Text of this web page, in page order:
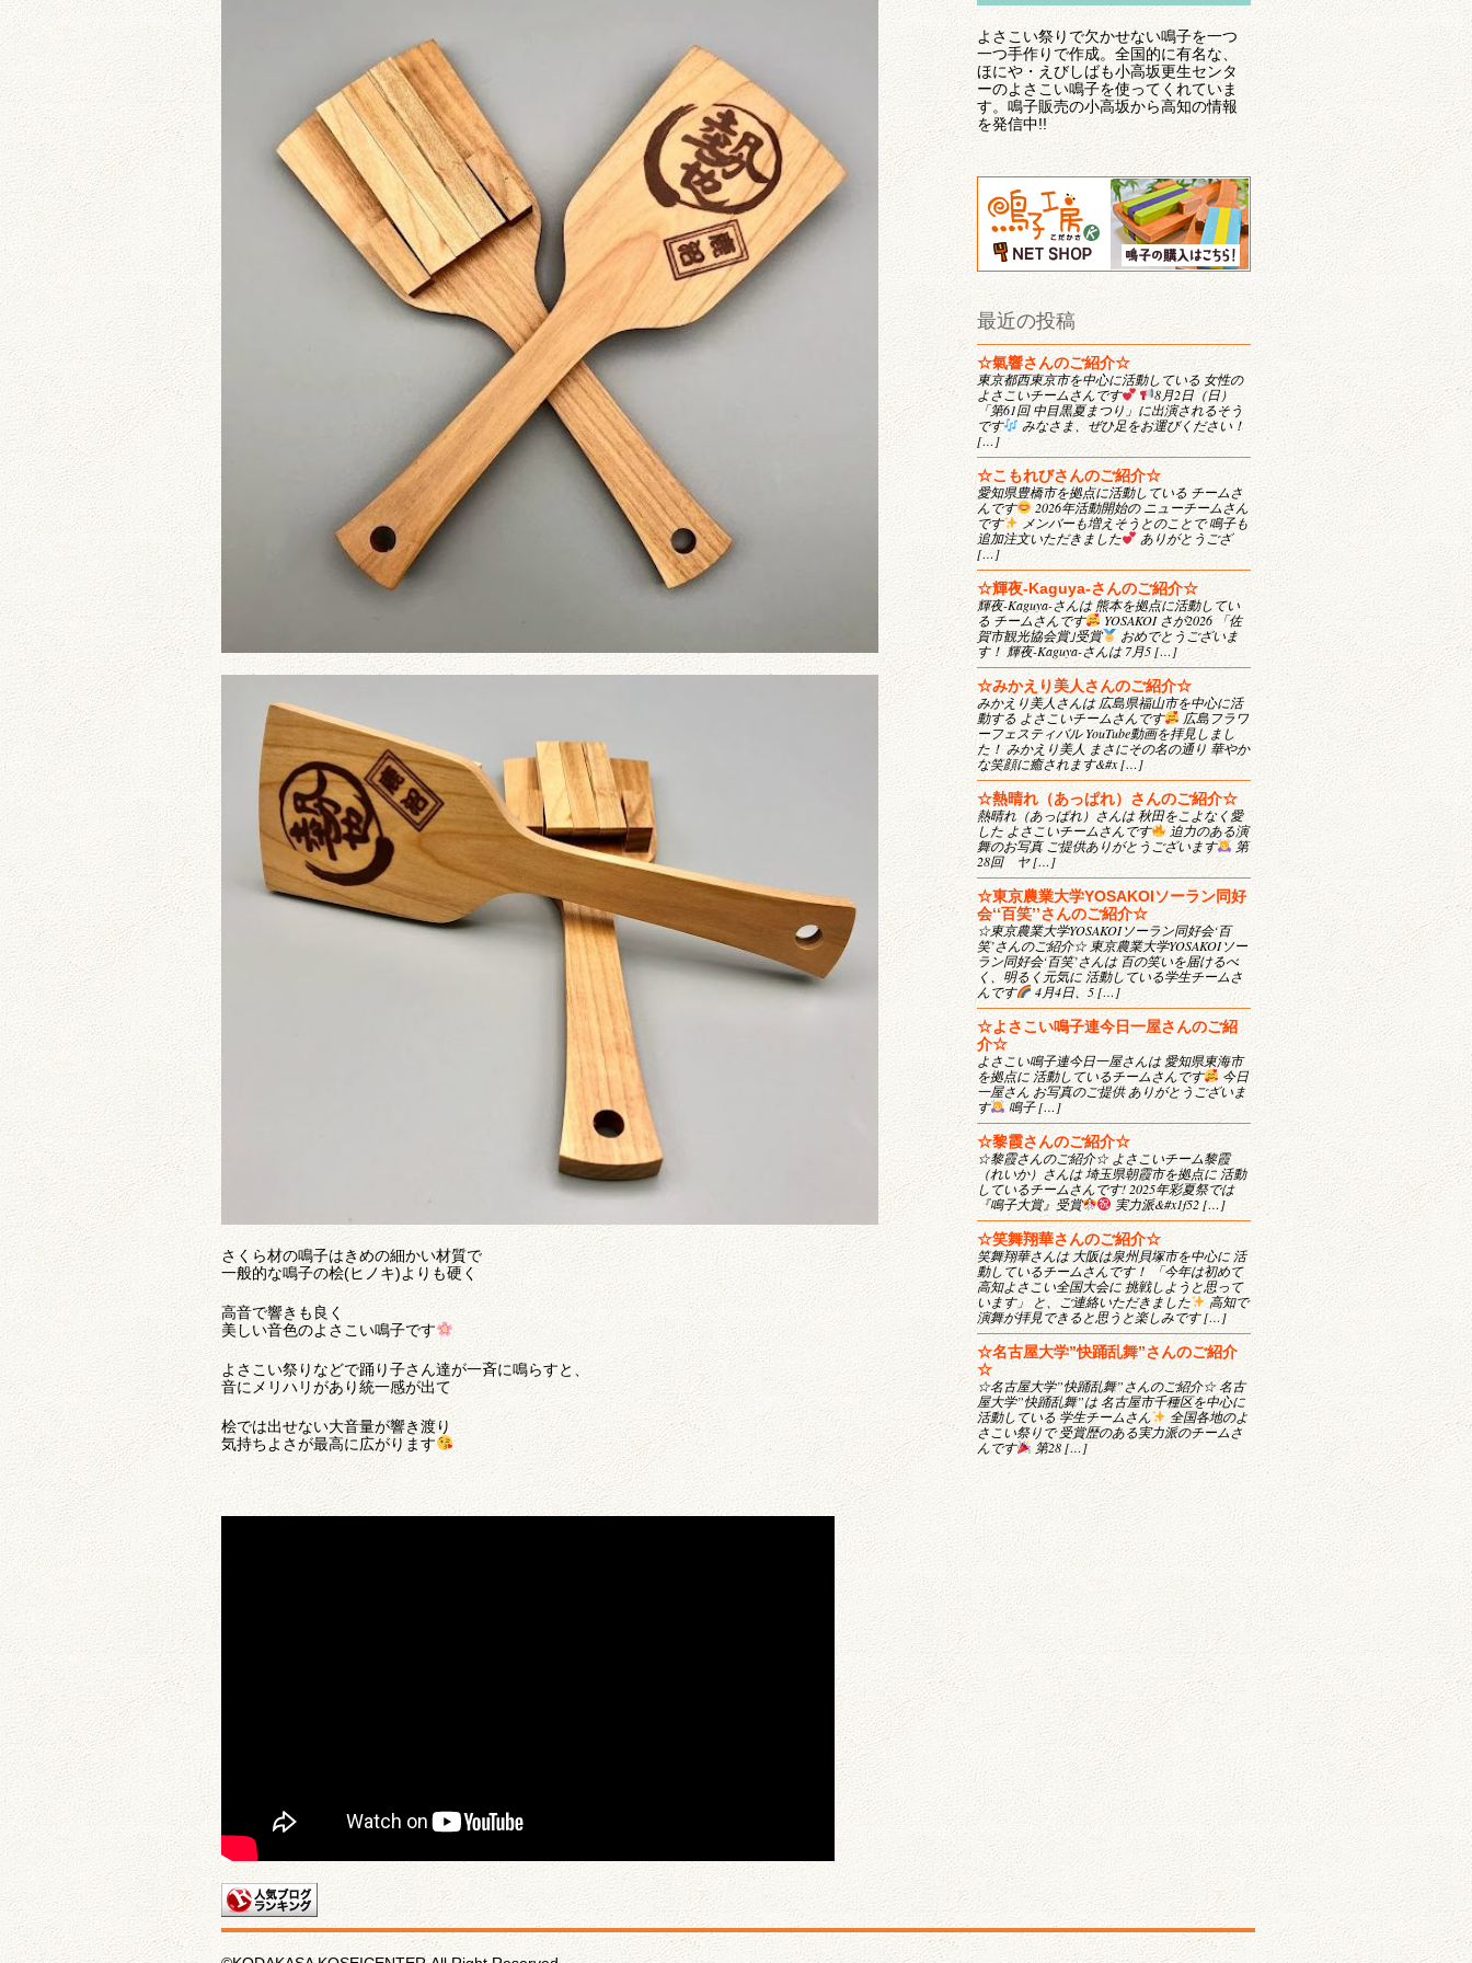
さくら材の鳴子はきめの細かい材質で
一般的な鳴子の桧(ヒノキ)よりも硬く
高音で響きも良く
美しい音色のよさこい鳴子です
よさこい祭りなどで踊り子さん達が一斉に鳴らすと、
音にメリハリがあり統一感が出て
桧では出せない大音量が響き渡り
気持ちよさが最高に広がります
よさこい祭りで欠かせない鳴子を一つ
一つ手作りで作成。全国的に有名な、
ほにや・えびしばも小高坂更生センタ
ーのよさこい鳴子を使ってくれていま
す。鳴子販売の小高坂から高知の情報
を発信中!!
最近の投稿
☆氣響さんのご紹介☆
東京都西東京市を中心に活動している 女性の
よさこいチームさんです
8月2日（日）
「第61回 中目黒夏まつり」に出演されるそう
です
みなさま、ぜひ足をお運びください！
[…]
☆こもれびさんのご紹介☆
愛知県豊橋市を拠点に活動している チームさ
んです
2026年活動開始の ニューチームさん
です
メンバーも増えそうとのことで 鳴子も
追加注文いただきました
ありがとうござ
[…]
☆輝夜-Kaguya-さんのご紹介☆
輝夜-Kaguya-さんは 熊本を拠点に活動してい
る チームさんです
YOSAKOI さが2026 「佐
賀市観光協会賞｣受賞
おめでとうございま
す！ 輝夜-Kaguya-さんは 7月5 […]
☆みかえり美人さんのご紹介☆
みかえり美人さんは 広島県福山市を中心に活
動する よさこいチームさんです
広島フラワ
ーフェスティバル YouTube動画を拝見しまし
た！ みかえり美人 まさにその名の通り 華やか
な笑顔に癒されます&#x […]
☆熱晴れ（あっぱれ）さんのご紹介☆
熱晴れ（あっぱれ）さんは 秋田をこよなく愛
した よさこいチームさんです
迫力のある演
舞のお写真 ご提供ありがとうございます
第
28回 ヤ […]
☆東京農業大学YOSAKOIソーラン同好
会‘‘百笑’’さんのご紹介☆
☆東京農業大学YOSAKOIソーラン同好会‘百
笑’さんのご紹介☆ 東京農業大学YOSAKOIソー
ラン同好会‘百笑’さんは 百の笑いを届けるべ
く、明るく元気に 活動している学生チームさ
んです
4月4日、5 […]
☆よさこい鳴子連今日一屋さんのご紹
介☆
よさこい鳴子連今日一屋さんは 愛知県東海市
を拠点に 活動しているチームさんです
今日
一屋さん お写真のご提供 ありがとうございま
す
鳴子 […]
☆黎霞さんのご紹介☆
☆黎霞さんのご紹介☆ よさこいチーム黎霞
（れいか）さんは 埼玉県朝霞市を拠点に 活動
しているチームさんです! 2025年彩夏祭では
『鳴子大賞』受賞
実力派&#x1f52 […]
☆笑舞翔華さんのご紹介☆
笑舞翔華さんは 大阪は泉州貝塚市を中心に 活
動しているチームさんです！ 「今年は初めて
高知よさこい全国大会に 挑戦しようと思って
います」 と、ご連絡いただきました
高知で
演舞が拝見できると思うと楽しみです […]
☆名古屋大学”快踊乱舞”さんのご紹介
☆
☆名古屋大学”快踊乱舞”さんのご紹介☆ 名古
屋大学”快踊乱舞”は 名古屋市千種区を中心に
活動している 学生チームさん
全国各地のよ
さこい祭りで 受賞歴のある実力派のチームさ
んです
第28 […]